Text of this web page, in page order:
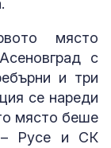
място
с
и три
се нареди
място беше
Русе и СК